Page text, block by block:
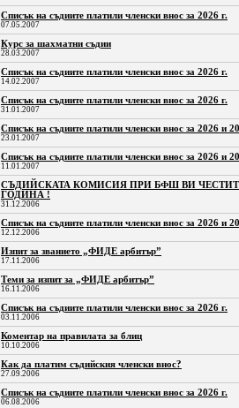
Списък на съдиите платили членски внос за 2026 г.
07.05.2007
Курс за шахматни съдии
28.03.2007
Списък на съдиите платили членски внос за 2026 г.
14.02.2007
Списък на съдиите платили членски внос за 2026 г.
31.01.2007
Списък на съдиите платили членски внос за 2026 и
23.01.2007
Списък на съдиите платили членски внос за 2026 и
11.01.2007
СЪДИЙСКАТА КОМИСИЯ ПРИ БФШ ВИ
ГОДИНА !
31.12.2006
Списък на съдиите платили членски внос за 2026 и
12.12.2006
Изпит за званието „ФИДЕ арбитър”
17.11.2006
Теми за изпит за „ФИДЕ арбитър”
16.11.2006
Списък на съдиите платили членски внос за 2026 г.
03.11.2006
Коментар на правилата за блиц
10.10.2006
Как да платим съдийския членски внос?
27.09.2006
Списък на съдиите платили членски внос за 2026 г.
06.08.2006